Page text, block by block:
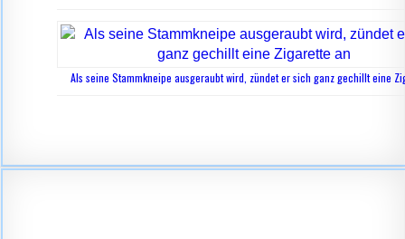
Als seine Stammkneipe ausgeraubt wird, zündet er sich ganz gechillt eine